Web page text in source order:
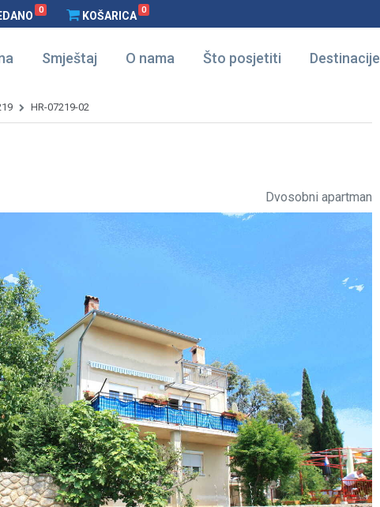
0 KOŠARICA 0
Smještaj O nama Što posjetiti Destinacije
HR-07219-02
Dvosobni apartman